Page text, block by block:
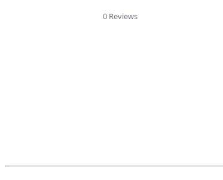
0 Reviews